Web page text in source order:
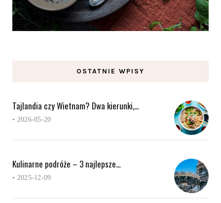
OSTATNIE WPISY
Tajlandia czy Wietnam? Dwa kierunki,…
• 2026-05-20
Kulinarne podróże – 3 najlepsze…
• 2025-12-09